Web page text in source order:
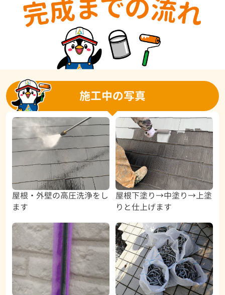
施工中の写真
屋根・外壁の高圧洗浄をし
ます
屋根下塗り→中塗り→上塗
りと仕上げます